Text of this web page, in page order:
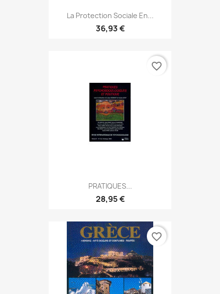
La Protection Sociale En...
36,93 €
PRATIQUES...
28,95 €
favorite_border
favorite_border